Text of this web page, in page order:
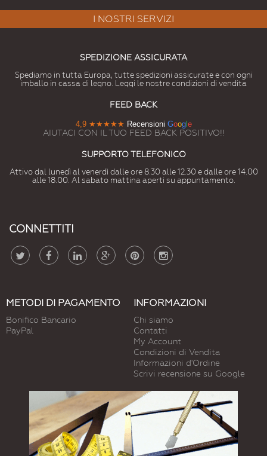
I NOSTRI SERVIZI
SPEDIZIONE ASSICURATA
Spediamo in tutta Europa, tutte spedizioni assicurate e con ogni
imballo in cassa di legno. Leggi le nostre condizioni di vendita
FEED BACK
4,9 ★★★★★ Recensioni Googl e
AIUTACI CON IL TUO FEED BACK POSITIVO!!
SUPPORTO TELEFONICO
Attivo dal lunedì al venerdì dalle ore 8.30 alle 12.30 e dalle ore 14.00
alle 18.00. Al sabato mattina aperti su appuntamento.
CONNETTITI
METODI DI PAGAMENTO
Bonifico Bancario
PayPal
INFORMAZIONI
Chi siamo
Contatti
My Account
Condizioni di Vendita
Informazioni d'Ordine
Scrivi recensione su Google